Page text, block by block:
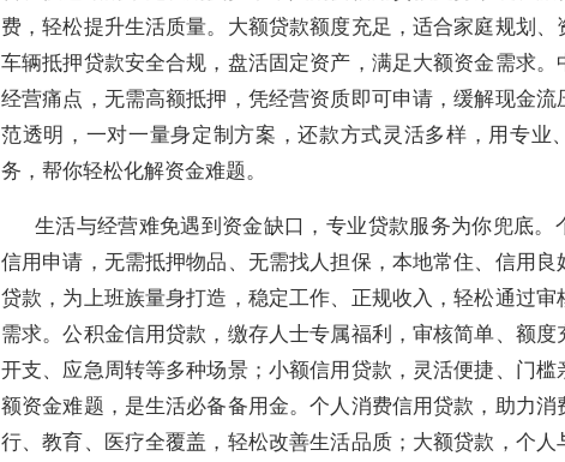
费，轻松提升生活质量。大额贷款额度充足，适合家庭规划、
车辆抵押贷款安全合规，盘活固定资产，满足大额资金需求。
经营痛点，无需高额抵押，凭经营资质即可申请，缓解现金流
范透明，一对一量身定制方案，还款方式灵活多样，用专业
务，帮你轻松化解资金难题。
生活与经营难免遇到资金缺口，专业贷款服务为你兜底。
信用申请，无需抵押物品、无需找人担保，本地常住、信用良
贷款，为上班族量身打造，稳定工作、正规收入，轻松通过审
需求。公积金信用贷款，缴存人士专属福利，审核简单、额度
开支、应急周转等多种场景；小额信用贷款，灵活便捷、门槛
额资金难题，是生活必备备用金。个人消费信用贷款，助力消
行、教育、医疗全覆盖，轻松改善生活品质；大额贷款，个人